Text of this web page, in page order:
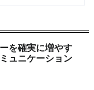
を確実に増やす
ュニケーション